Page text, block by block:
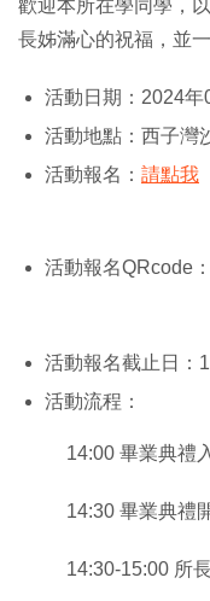
歡迎本所在學同學，
長姊滿心的祝福，並
活動日期：2024年
活動地點：西子灣
活動報名： 請點我
活動報名QRcode：
活動報名截止日：
活動流程：
14:00 畢業典禮
14:30 畢業典禮
14:30-15:00 所